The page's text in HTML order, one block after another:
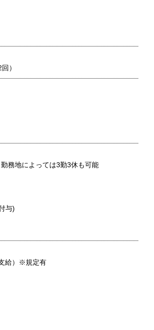
）
務地によっては3勤3休も可能
与)
給）※規定有